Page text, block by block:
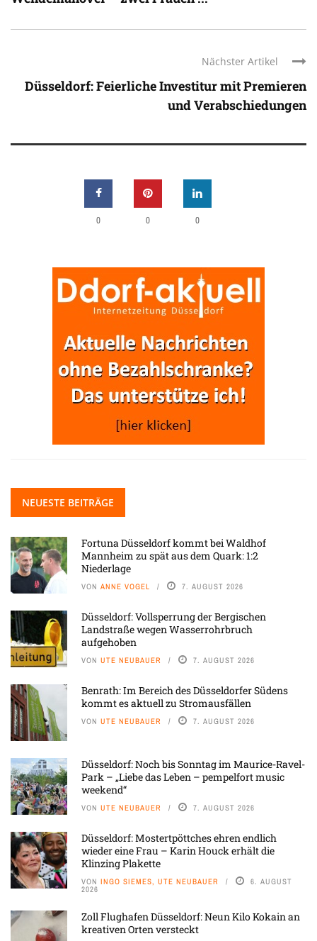
Nächster Artikel
Düsseldorf: Feierliche Investitur mit Premieren
und Verabschiedungen
0 0 0
NEUESTE BEITRÄGE
Fortuna Düsseldorf kommt bei Waldhof
Mannheim zu spät aus dem Quark: 1:2
Niederlage
VON ANNE VOGEL 7. AUGUST 2026
Düsseldorf: Vollsperrung der Bergischen
Landstraße wegen Wasserrohrbruch
aufgehoben
VON UTE NEUBAUER 7. AUGUST 2026
Benrath: Im Bereich des Düsseldorfer Südens
kommt es aktuell zu Stromausfällen
VON UTE NEUBAUER 7. AUGUST 2026
Düsseldorf: Noch bis Sonntag im Maurice-Ravel-
Park – „Liebe das Leben – pempelfort music
weekend“
VON UTE NEUBAUER 7. AUGUST 2026
Düsseldorf: Mostertpöttches ehren endlich
wieder eine Frau – Karin Houck erhält die
Klinzing Plakette
VON INGO SIEMES, UTE NEUBAUER 6. AUGUST
2026
Zoll Flughafen Düsseldorf: Neun Kilo Kokain an
kreativen Orten versteckt